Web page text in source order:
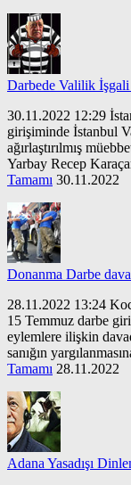
Darbede Valilik İşgali
30.11.2022 12:29
girişiminde İstanbul
ağırlaştırılmış
Yarbay Recep
Tamamı 30.11.2022
Donanma Darbe
28.11.2022 13:24
15 Temmuz darbe
eylemlere ilişkin
sanığın
Tamamı 28.11.2022
Adana Yasadışı